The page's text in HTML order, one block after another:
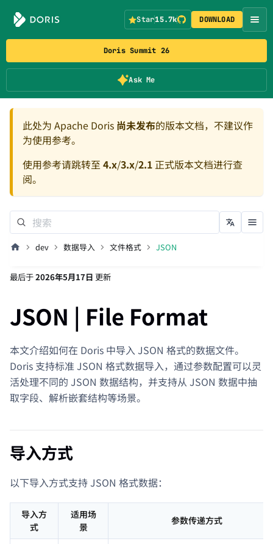
Doris Summit 26
Ask Me
Star15.7k DOWNLOAD
此处为 Apache Doris 尚未发布的版本文档，不建议作
为使用参考。
使用参考请跳转至 4.x/3.x/2.1正式版本文档进行查
阅。
dev 数据导入 文件格式 JSON
最后于2026年5月17日 更新
JSON | File Format
本文介绍如何在 Doris 中导入 JSON 格式的数据文件。
Doris 支持标准 JSON 格式数据导入，通过参数配置可以灵
活处理不同的 JSON 数据结构，并支持从 JSON 数据中抽
取字段、解析嵌套结构等场景。
导入方式
以下导入方式支持 JSON 格式数据：
导入方
式
适用场
景
参数传递方式